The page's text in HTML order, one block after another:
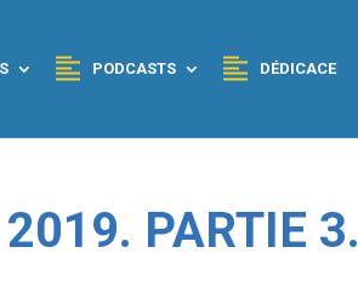
PODCASTS DÉDICACE
PARTIE 3.